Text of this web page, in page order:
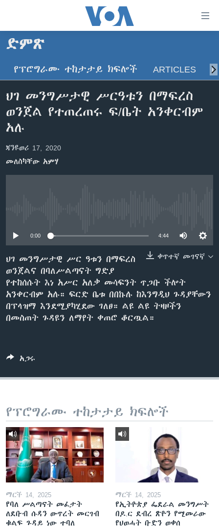
ማገናኛዎች
ዋናው
ይዘት
ወደ
ዋናው
ይዘት
እለፍ
ወደ
ዋናው
ዜና
ኢትዮጵያ
ዓለምአቀፍ
አሜሪካ
ኑሮ በጤንነት
ከምሽቱ ሦስት ሰዓት የአማርኛ ዜና
ቪዲዮ
ክምችት
ቋንቋዎች
ድምጽ
የፕሮግራሙ ተከታታይ ክፍሎች ARTICLES
ህገ መንግሥታዊ ሥርዓቱን በማፍረስ
ወንጀል የተጠረጠሩ ፍ/ቤት አንቀርብም
አሉ
ጃንዩወሪ 17, 2020
መለስካቸው አምሃ
0:00 4:44
ቀጥተኛ መገናኛ
ህገ መንግሥታዊ ሥር ዓቱን በማፍረስ
ወንጀልና በባለሥልጣናት ግድያ
የተከሰሱት እነ አሥር አለቃ መሳፍንት ጥጋቡ ችሎት
አንቀርብም አሉ። ፍርድ ቤቱ በበኩሉ ከእንግዲህ ጉዳያቸውን
በፕላዝማ እንደሚያካሂደው ገለፀ። ልዩ ልዩ ትዛዞችን
በመስጠት ጉዳዩን ለማየት ቀጠሮ ቆርጧል።
አጋሩ
የፕሮግራሙ ተከታታይ ክፍሎች
ማርች 14, 2025
የባለ ሥልጣናት መፈታት
ለደቡብ ሱዳን ውጥረት መርገብ
ቁልፍ ጉዳይ ነው ተባለ
ማርች 14, 2025
የኢትዮጵያ ፌደራል መንግሥት
በዶ.ር ደብረ ጽዮን የሚመራው
የህወሓት ቡድን ወቀሰ